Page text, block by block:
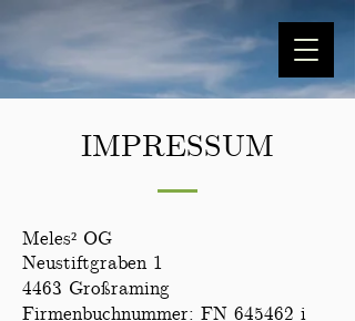
IMPRESSUM
Meles² OG
Neustiftgraben 1
4463 Großraming
Firmenbuchnummer: FN 645462 i